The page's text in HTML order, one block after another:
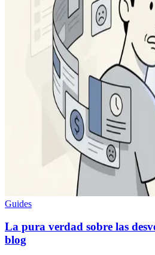
Guides
La pura verdad sobre las
blog